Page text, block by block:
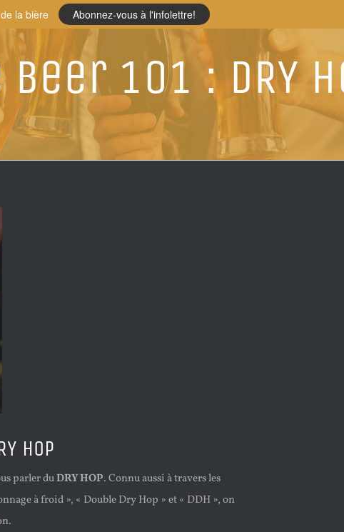
101 : DRY
HOP
parler duDRY HOP. Connu aussi à travers les
à froid », « Double Dry Hop » et « DDH », on
la bière Abonnez-vous à l'infolettre!